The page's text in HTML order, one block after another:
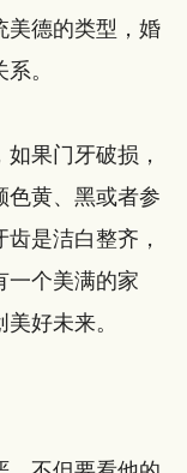
美德的类型，婚
。
果门牙破损，
色黄、黑或者参
是洁白整齐，
一个美满的家
好未来。